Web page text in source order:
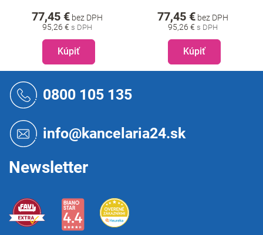
95,26 €
77,45 € bez DPH
Kúpiť
95,26 €
77,45 € bez DPH
Kúpiť
0800 105 135
info@kancelaria24.sk
Newsletter